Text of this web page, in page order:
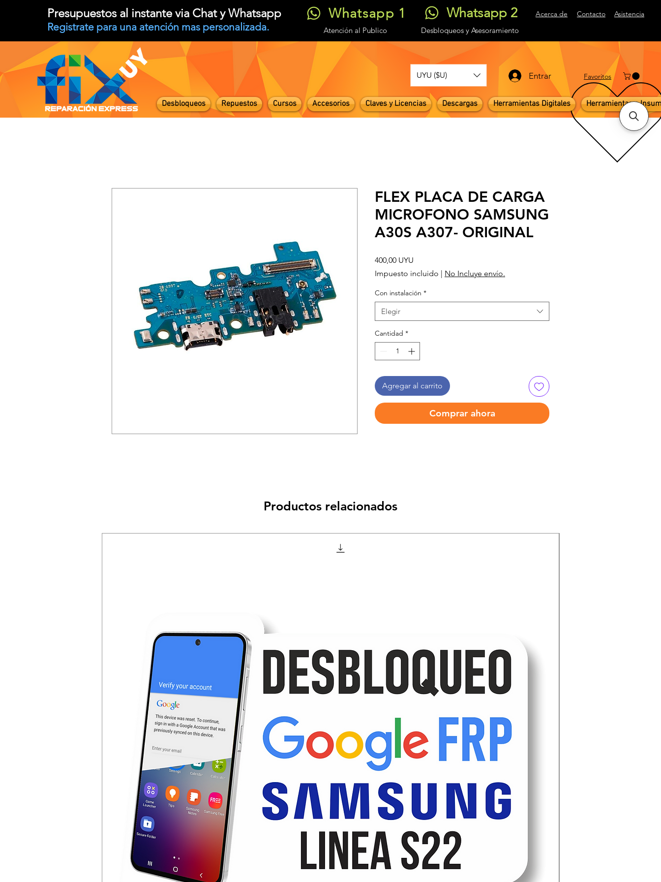
Presupuestos al instante via Chat y Whatsapp
Registrate para una atención mas personalizada.
Whatsapp 1 Whatsapp 2 Acerca de Contacto Asistencia
Atención al Publico Desbloqueos y Asesoramiento
UYU ($U) Entrar Favoritos
Desbloqueos Repuestos Cursos Accesorios Claves y Licencias Descargas Herramientas Digitales Herramientas e
FLEX PLACA DE CARGA
MICROFONO SAMSUNG
A30S A307- ORIGINAL
400,00 UYU
Impuesto incluido | No Incluye envío.
Con instalación *
Elegir
Cantidad *
Agregar al carrito
Comprar ahora
Productos relacionados